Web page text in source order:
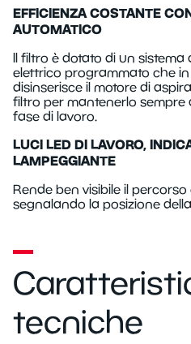
EFFICIENZA COSTANTE
AUTOMATICO
Il filtro è dotato di un
elettrico programmato che
disinserisce il motore di
filtro per mantenerlo sempre
fase di lavoro.
LUCI LED DI LAVORO,
LAMPEGGIANTE
Rende ben visibile il
segnalando la posizione
tecniche